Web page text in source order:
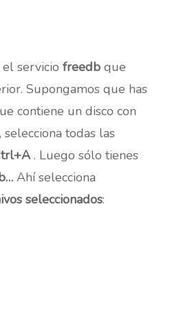
servicio freedb que
Supongamos que has
contiene un disco con
selecciona todas las
. Luego sólo tienes
Ahí selecciona
seleccionados: